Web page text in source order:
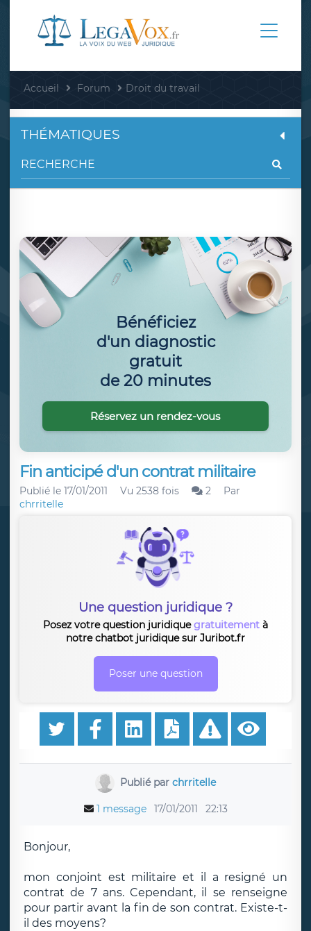
Accueil Forum Droit du travail
Fin anticipé d'un contrat militaire
Publié le 17/01/2011 Vu 2538 fois 2
Par
chrritelle
Une question juridique ?
Posez votre question juridiquegratuitement à
notre chatbot juridique sur Juribot.fr
Poser une question
Publié par chrritelle
1 message 17/01/2011 22:13
Bonjour,
mon conjoint est militaire et il a resigné un
contrat de 7 ans. Cependant, il se renseigne
pour partir avant la fin de son contrat. Existe-t-
il des moyens?
THÉMATIQUES
Bénéficiez
d'un diagnostic
gratuit
de 20 minutes
Réservez un rendez-vous